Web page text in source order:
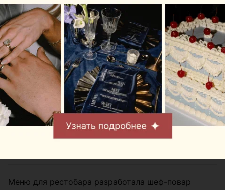
Что пробовать?
Меню для рестобара разработала шеф-повар